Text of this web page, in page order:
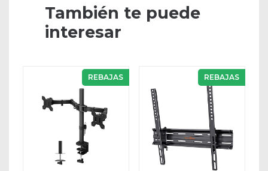
También te puede
interesar
REBAJAS REBAJAS